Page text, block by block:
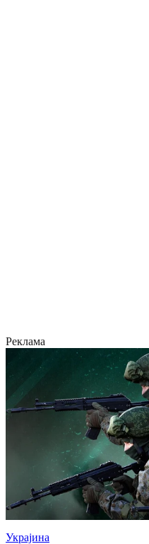
Реклама
Украјина